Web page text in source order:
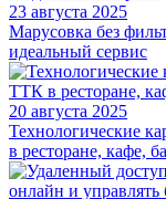
23 августа 2025
Марусовка без
идеальный сервис
20 августа 2025
Технологические
в ресторане, кафе,